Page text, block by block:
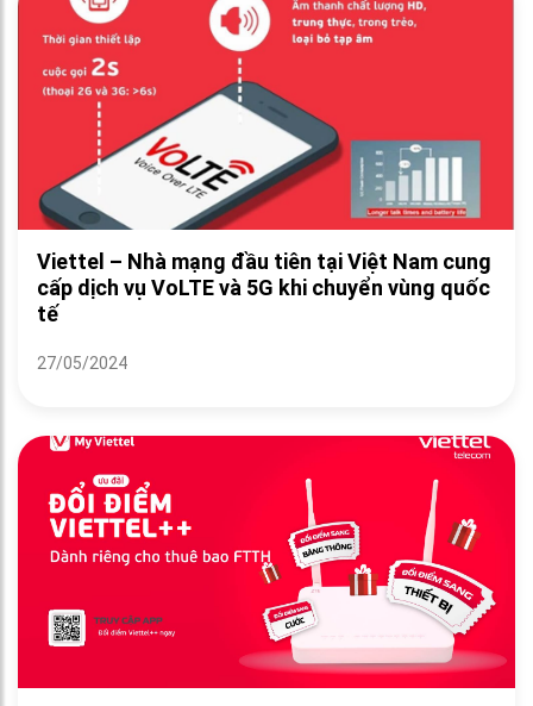
Viettel – Nhà mạng đầu tiên tại Việt Nam cung
cấp dịch vụ VoLTE và 5G khi chuyển vùng quốc
tế
27/05/2024